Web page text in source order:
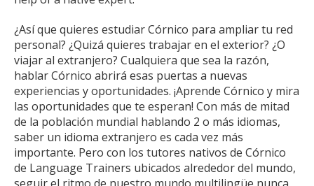
¿Así que quieres estudiar Córnico para ampliar tu red
personal? ¿Quizá quieres trabajar en el exterior? ¿O
viajar al extranjero? Cualquiera que sea la razón,
hablar Córnico abrirá esas puertas a nuevas
experiencias y oportunidades. ¡Aprende Córnico y mira
las oportunidades que te esperan! Con más de mitad
de la población mundial hablando 2 o más idiomas,
saber un idioma extranjero es cada vez más
importante. Pero con los tutores nativos de Córnico
de Language Trainers ubicados alrededor del mundo,